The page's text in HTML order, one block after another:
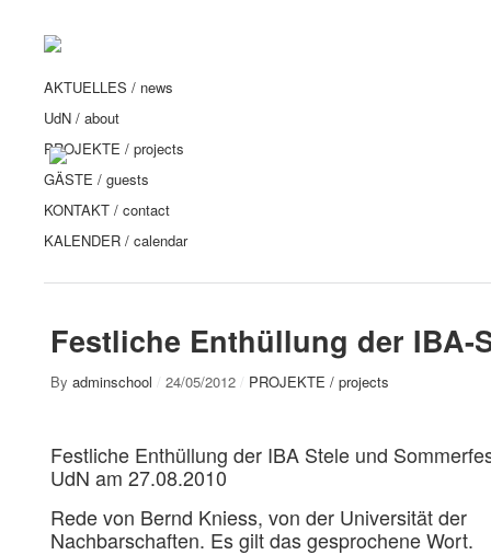
AKTUELLES / news
UdN / about
PROJEKTE / projects
GÄSTE / guests
KONTAKT / contact
KALENDER / calendar
Festliche Enthüllung der IBA-
By adminschool / 24/05/2012 / PROJEKTE / projects
Festliche Enthüllung der IBA Stele und
UdN am 27.08.2010
Rede von Bernd Kniess, von der Universität der
Nachbarschaften. Es gilt das gesprochene Wort.